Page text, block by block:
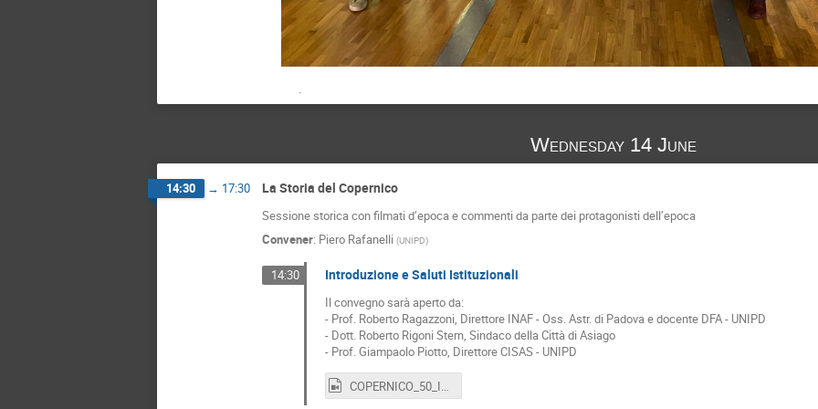
Wednesday 14 June
14:30 → 17:30 La Storia del Copernico
Sessione storica con filmati d’epoca e commenti da parte dei protagonisti dell’epoca
Convener: Piero Rafanelli (UNIPD)
14:30 Introduzione e Saluti Istituzionali
Il convegno sarà aperto da:
- Prof. Roberto Ragazzoni, Direttore INAF - Oss. Astr. di Padova e docente DFA - UNIPD
- Dott. Roberto Rigoni Stern, Sindaco della Città di Asiago
- Prof. Giampaolo Piotto, Direttore CISAS - UNIPD
COPERNICO_50_Introduzione.mp4